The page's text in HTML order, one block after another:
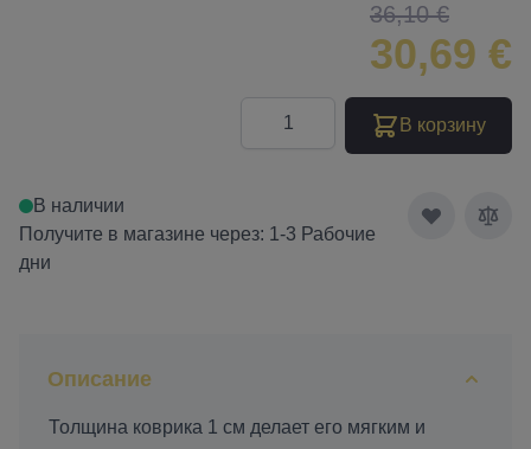
36,10 €
30,69 €
В корзину
В наличии
Получите в магазине через: 1-3 Рабочие
дни
Описание
Толщина коврика 1 см делает его мягким и